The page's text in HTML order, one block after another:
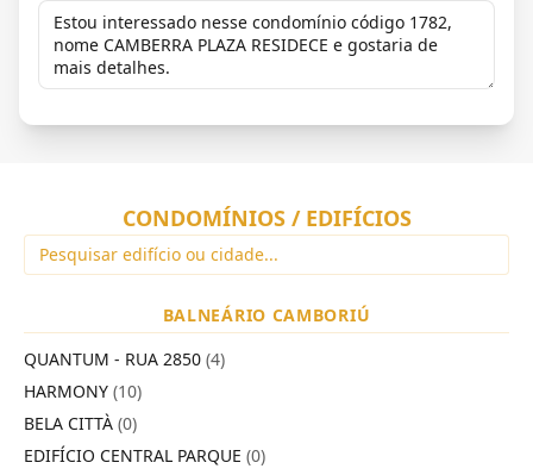
CONDOMÍNIOS / EDIFÍCIOS
BALNEÁRIO CAMBORIÚ
QUANTUM - RUA 2850 (4)
HARMONY (10)
BELA CITTÀ (0)
EDIFÍCIO CENTRAL PARQUE (0)